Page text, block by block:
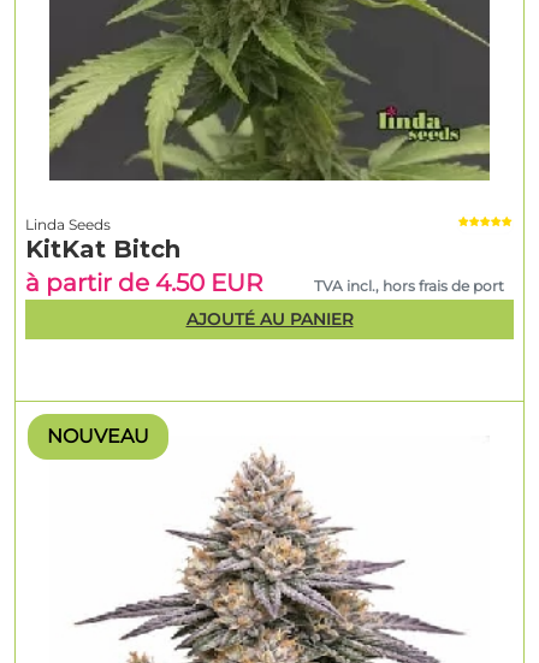
NOUVEAU
Linda Seeds
KitKat Bitch
à partir de 4.50 EUR
TVA incl., hors frais de port
AJOUTÉ AU PANIER